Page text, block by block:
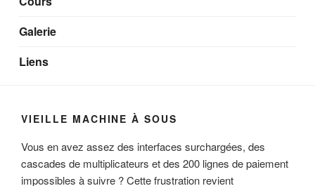
Galerie
Liens
VIEILLE MACHINE À SOUS
Vous en avez assez des interfaces surchargées, des
cascades de multiplicateurs et des 200 lignes de paiement
impossibles à suivre ? Cette frustration revient